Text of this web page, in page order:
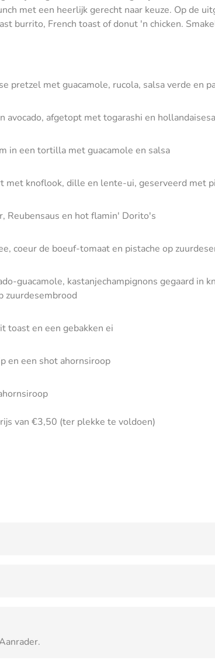
met een heerlijk gerecht naar keuze. Op de
burrito, French toast of donut 'n chicken.
pretzel met guacamole, rucola, salsa verde en
avocado, afgetopt met togarashi en
in een tortilla met guacamole en salsa
knoflook, dille en lente-ui, geserveerd met
Reubensaus en hot flamin' Dorito's
coeur de boeuf-tomaat en pistache op
guacamole, kastanjechampignons gegaard in
zuurdesembrood
toast en een gebakken ei
en een shot ahornsiroop
van €3,50 (ter plekke te voldoen)